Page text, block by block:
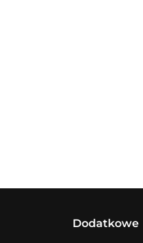
Dodatkowe